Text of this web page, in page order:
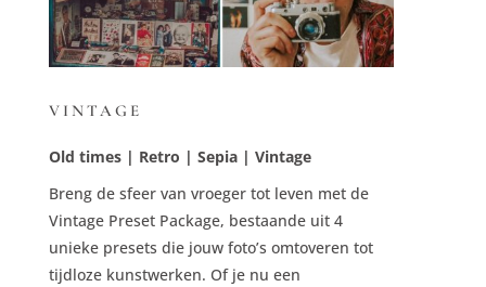
VINTAGE
Old times | Retro | Sepia | Vintage
Breng de sfeer van vroeger tot leven met de
Vintage Preset Package, bestaande uit 4
unieke presets die jouw foto’s omtoveren tot
tijdloze kunstwerken. Of je nu een